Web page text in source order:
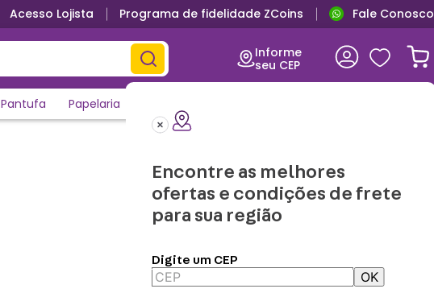
Acesso Lojista Programa de fidelidade ZCoins Fale Conosco
Informe
seu CEP
Encontre as melhores
ofertas e condições de frete
para sua região
Digite um CEP
OK
Pantufa Papelaria
Aplicar Filtros